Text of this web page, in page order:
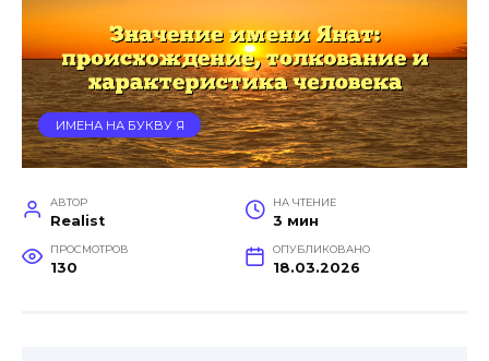
ИМЕНА НА БУКВУ Я
АВТОР
Realist
НА ЧТЕНИЕ
3 мин
ПРОСМОТРОВ
130
ОПУБЛИКОВАНО
18.03.2026